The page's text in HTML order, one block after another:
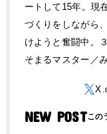
ートして15年。現
づくりをしながら
けようと奮闘中。
そまるマスター／
NEW POST